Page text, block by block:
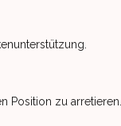
Position zu arretieren.